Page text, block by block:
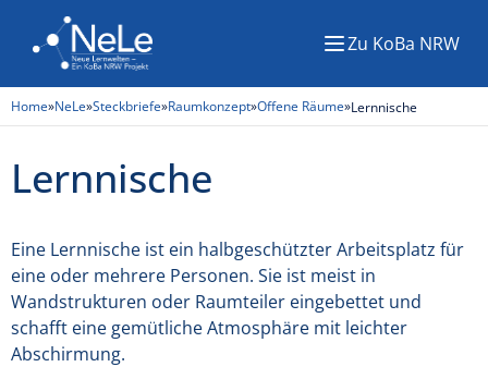
MenüZu KoBa NRW
Home»NeLe»Steckbriefe»Raumkonzept»Offene Räume»Lernnische
Lernnische
Eine Lernnische ist ein halbgeschützter Arbeitsplatz für
eine oder mehrere Personen. Sie ist meist in
Wandstrukturen oder Raumteiler eingebettet und
schafft eine gemütliche Atmosphäre mit leichter
Abschirmung.